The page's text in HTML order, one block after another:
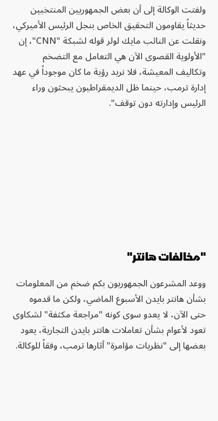
ولفتت الوكالة إلى أن بعض الجمهوريين المنتخبين
حديثاً يقاومون التحقيق الخاص بنجل الرئيس الأميركي،
ونقلت عن النائب مايك لولر قوله لشبكة "CNN"، إن
"الأولوية القصوى الآن هي التعامل مع التضخم
وتكاليف المعيشة، فلا نريد رؤية ما كان موجوداً في عهد
إدارة ترمب، حينما ظل الديمقراطيون يبحثون وراء
الرئيس وإدارته دون توقف".
"مخالفات هانتر"
ووعد المشرعون الجمهوريون بكم ضخم من المعلومات
بشأن هانتر بايدن الأسبوع الماضي، ولكن ما قدموه
حتى الآن، لا يعدو سوى كونه "مراجعة مكثفة" لشكاوى
تعود لأعوام بشأن تعاملات هانتر بايدن التجارية، يعود
بعضها إلى "نظريات مؤامرة" أثارها ترمب، وفقاً للوكالة.